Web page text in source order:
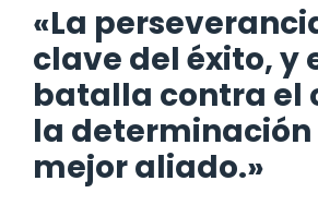
«La
clave del éxito, y
batalla contra el
la determinación
mejor aliado.»